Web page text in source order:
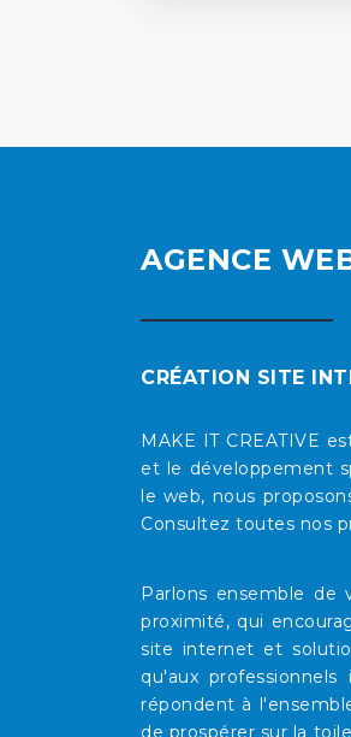
AGENCE
CRÉATION SITE
MAKE IT CREATIVE
et le développement
le web, nous
Consultez toutes nos
Parlons ensemble de
proximité, qui
site internet et
qu'aux
répondent à
de prospérer sur la